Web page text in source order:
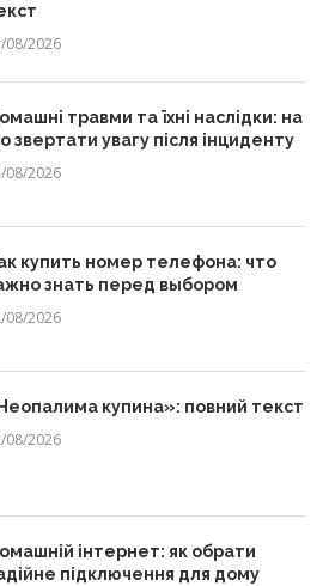
08/2026
травми та їхні наслідки: на
звертати увагу після інциденту
08/2026
купить номер телефона: что
знать перед выбором
08/2026
купина»: повний текст
08/2026
інтернет: як обрати
підключення для дому